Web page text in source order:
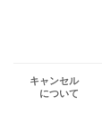
キャンセル
について